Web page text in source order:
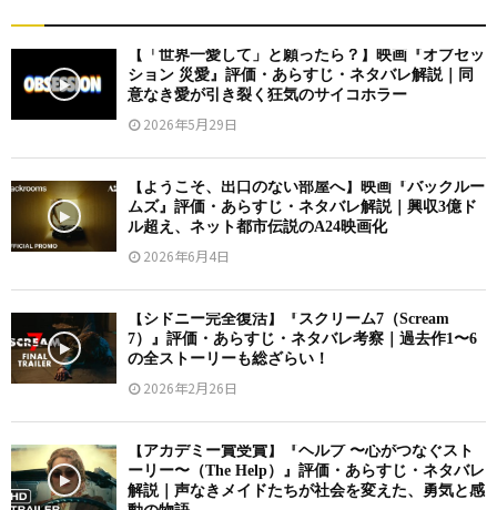
【「世界一愛して」と願ったら？】映画『オブセッ
ション 災愛』評価・あらすじ・ネタバレ解説｜同
意なき愛が引き裂く狂気のサイコホラー
2026年5月29日
【ようこそ、出口のない部屋へ】映画『バックルー
ムズ』評価・あらすじ・ネタバレ解説｜興収3億ド
ル超え、ネット都市伝説のA24映画化
2026年6月4日
【シドニー完全復活】『スクリーム7（Scream
7）』評価・あらすじ・ネタバレ考察｜過去作1〜6
の全ストーリーも総ざらい！
2026年2月26日
【アカデミー賞受賞】『ヘルプ 〜心がつなぐスト
ーリー〜（The Help）』評価・あらすじ・ネタバレ
解説｜声なきメイドたちが社会を変えた、勇気と感